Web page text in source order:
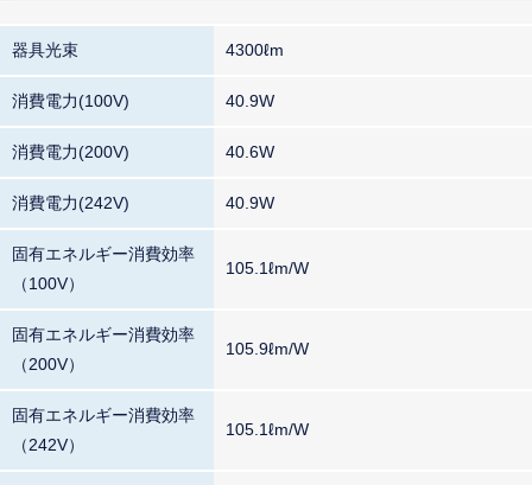
器具光束 4300ℓm
消費電力(100V) 40.9W
消費電力(200V) 40.6W
消費電力(242V) 40.9W
固有エネルギー消費効率
（100V）
105.1ℓm/W
固有エネルギー消費効率
（200V）
105.9ℓm/W
固有エネルギー消費効率
（242V）
105.1ℓm/W